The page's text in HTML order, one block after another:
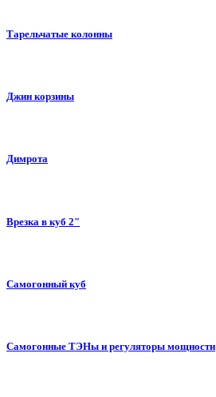
Тарельчатые колонны
Джин корзины
Димрота
Врезка в куб 2"
Самогонный куб
Самогонные ТЭНы и регуляторы мощности